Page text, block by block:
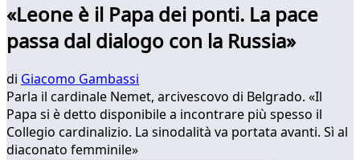
«Leone è il Papa dei ponti. La pace
passa dal dialogo con la Russia»
di Giacomo Gambassi
Parla il cardinale Nemet, arcivescovo di Belgrado. «Il
Papa si è detto disponibile a incontrare più spesso il
Collegio cardinalizio. La sinodalità va portata avanti. Sì al
diaconato femminile»